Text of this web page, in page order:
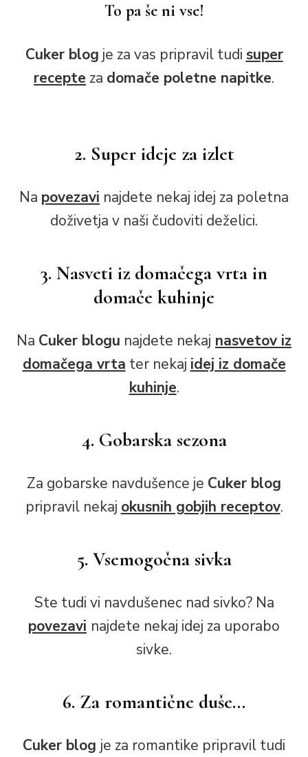
To pa še ni vse!
Cuker blog je za vas pripravil tudi super
recepte za domače poletne napitke.
2. Super ideje za izlet
Na povezavi najdete nekaj idej za poletna
doživetja v naši čudoviti deželici.
3. Nasveti iz domačega vrta in
domače kuhinje
Na Cuker blogu najdete nekaj nasvetov iz
domačega vrta ter nekaj idej iz domače
kuhinje.
4. Gobarska sezona
Za gobarske navdušence je Cuker blog
pripravil nekaj okusnih gobjih receptov.
5. Vsemogočna sivka
Ste tudi vi navdušenec nad sivko? Na
povezavi najdete nekaj idej za uporabo
sivke.
6. Za romantične duše…
Cuker blog je za romantike pripravil tudi